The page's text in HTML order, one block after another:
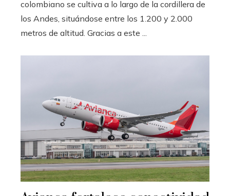
colombiano se cultiva a lo largo de la cordillera de
los Andes, situándose entre los 1.200 y 2.000
metros de altitud. Gracias a este ...